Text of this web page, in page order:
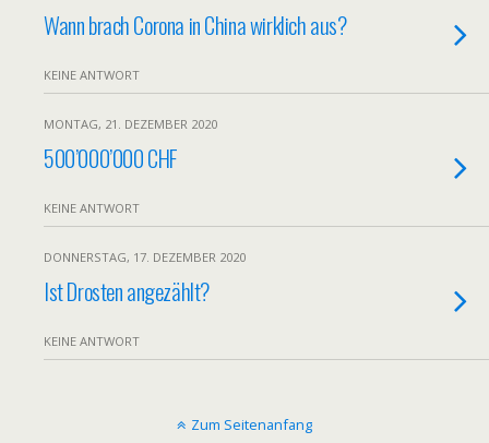
Wann brach Corona in China wirklich aus?
KEINE ANTWORT
MONTAG, 21. DEZEMBER 2020
500’000’000 CHF
KEINE ANTWORT
DONNERSTAG, 17. DEZEMBER 2020
Ist Drosten angezählt?
KEINE ANTWORT
Zum Seitenanfang